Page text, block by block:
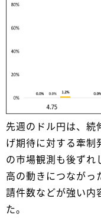
先週のドル円は、続
げ期待に対する牽制
の市場観測も後ずれ
高の動きにつながっ
請件数などが強い内
た。